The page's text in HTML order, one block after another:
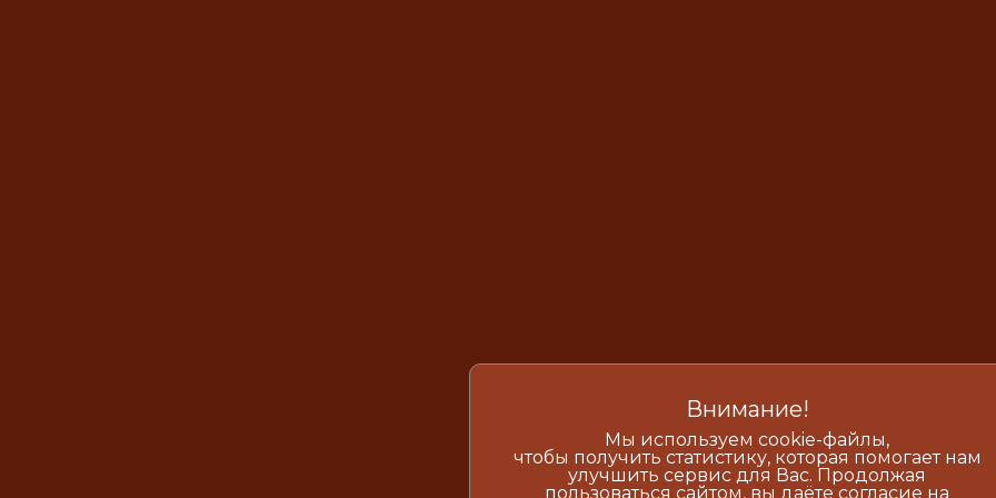
Внимание!
Мы используем cookie-файлы,
чтобы получить статистику, которая помогает нам
улучшить сервис для Вас. Продолжая
пользоваться сайтом, вы даёте согласие на